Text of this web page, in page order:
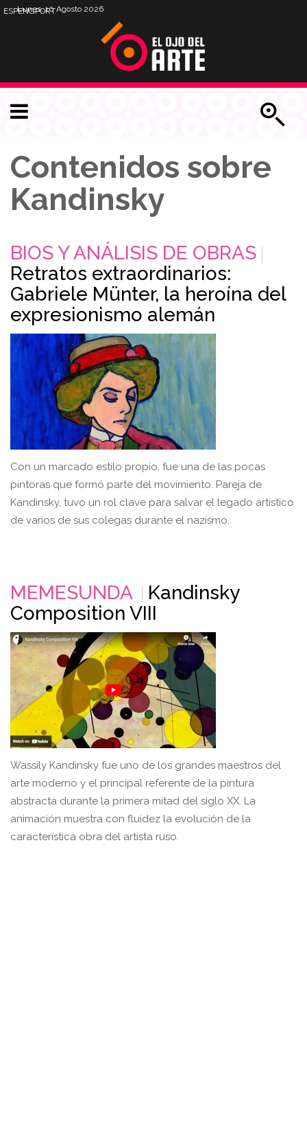
Lunes, 10 Agosto 2026
ESPENGPORT
Contenidos sobre
Kandinsky
BIOS Y ANÁLISIS DE OBRAS
Retratos extraordinarios:
Gabriele Münter, la heroína del
expresionismo alemán
Con un marcado estilo propio, fue una de las pocas
pintoras que formó parte del movimiento. Pareja de
Kandinsky, tuvo un rol clave para salvar el legado artístico
de varios de sus colegas durante el nazismo.
MEMESUNDA
Kandinsky
Composition VIII
Wassily Kandinsky fue uno de los grandes maestros del
arte moderno y el principal referente de la pintura
abstracta durante la primera mitad del siglo XX. La
animación muestra con fluidez la evolución de la
característica obra del artista ruso.